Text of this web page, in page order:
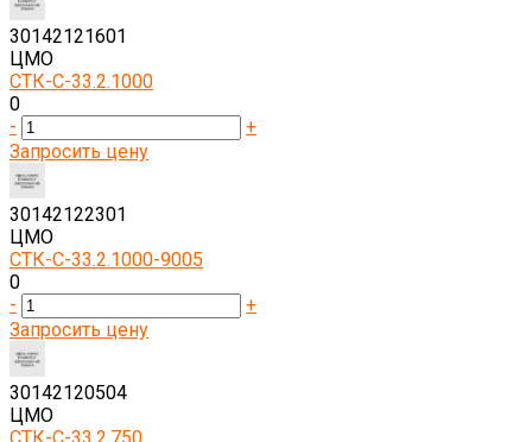
30142121601
ЦМО
СТК-С-33.2.1000
0
-
+
Запросить цену
30142122301
ЦМО
СТК-С-33.2.1000-9005
0
-
+
Запросить цену
30142120504
ЦМО